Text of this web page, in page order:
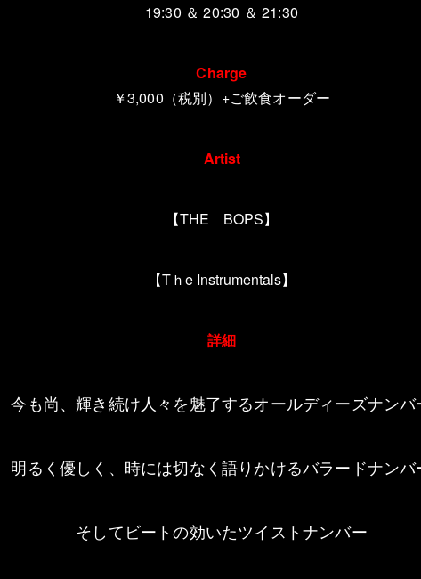
19:30 ＆ 20:30 ＆ 21:30
Charge
￥3,000（税別）+ご飲食オーダー
Artist
【THE BOPS】
【Tｈe Instrumentals】
詳細
今も尚、輝き続け人々を魅了するオールディーズナンバ
明るく優しく、時には切なく語りかけるバラードナンバ
そしてビートの効いたツイストナンバー